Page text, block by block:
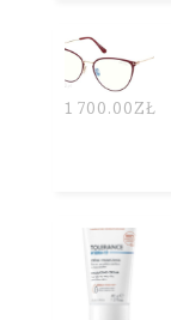
1 700.00ZŁ